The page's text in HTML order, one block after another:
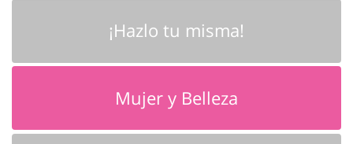
¡Hazlo tu misma!
Mujer y Belleza